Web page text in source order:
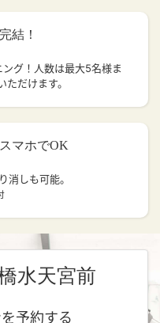
結！
グ！人数は最大5名様ま
だけます。
マホでOK
消しも可能。
水天宮前
予約する